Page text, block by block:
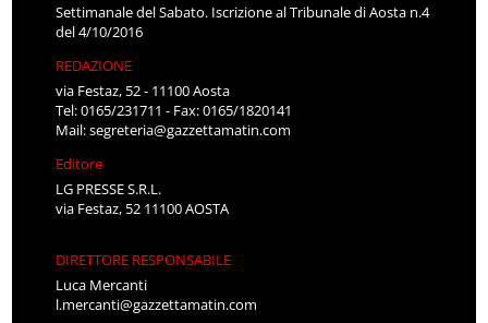
Settimanale del Sabato. Iscrizione al Tribunale di Aosta n.4
del 4/10/2016
REDAZIONE
via Festaz, 52 - 11100 Aosta
Tel: 0165/231711 - Fax: 0165/1820141
Mail:segreteria@gazzettamatin.com
Editore
LG PRESSE S.R.L.
via Festaz, 52 11100 AOSTA
DIRETTORE RESPONSABILE
Luca Mercanti
l.mercanti@gazzettamatin.com